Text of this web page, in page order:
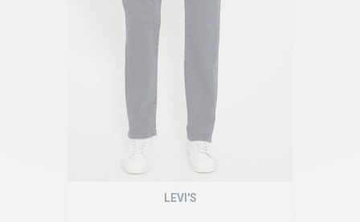
LEVI'S